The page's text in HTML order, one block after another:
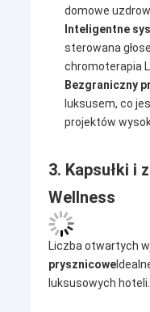
domowe
Inteligentne
sterowana
chromoterapia
Bezgraniczny
luksusem, co
projektów
3. Kapsułki i
Wellness
Liczba otwartych
prysznicowe
luksusowych hoteli.